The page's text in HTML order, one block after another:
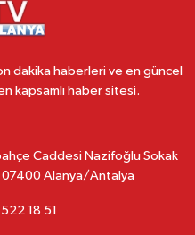
dakika haberleri ve en güncel
kapsamlı haber sitesi.
Caddesi Nazifoğlu Sokak
07400 Alanya/Antalya
18 51